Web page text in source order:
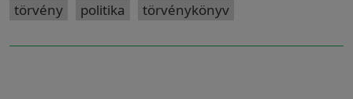
törvény
politika törvénykönyv